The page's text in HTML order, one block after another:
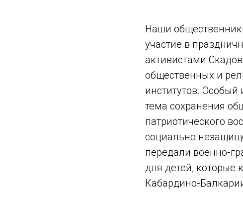
Наши
участие в
активистами
общественных и
институтов. Особый
тема сохранения
патриотического
социально
передали военно-
для детей, которые
Кабардино-